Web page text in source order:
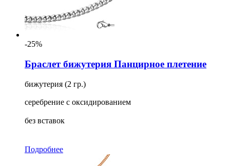
-25%
Браслет бижутерия Панцирное плетение
бижутерия (2 гр.)
серебрение с оксидированием
без вставок
Подробнее